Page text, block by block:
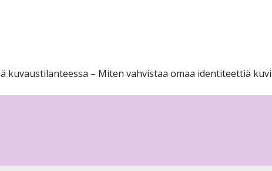
kuvaustilanteessa – Miten vahvistaa omaa identiteettiä